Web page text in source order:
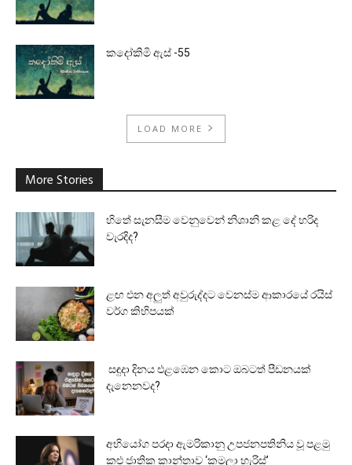
කදෝකිමි ඇස් -55
LOAD MORE
More Stories
හිතේ සැනසීම වෙනුවෙන් නිශානි කළ දේ හරිද
වැරදිද?
ළඟ එන අලුත් අවුරුද්දට වෙනස්ම ආකාරයේ රයිස්
වර්ග කිහිපයක්
සඳුදා දිනය එළඹෙන කොට ඔබටත් පීඩනයක්
දැනෙනවද?
අභියෝග පරදා ඇමරිකානු උපජනපතිනිය වූ පළමු
කළු ජාතික කාන්තාව ‘කමලා හැරිස්’